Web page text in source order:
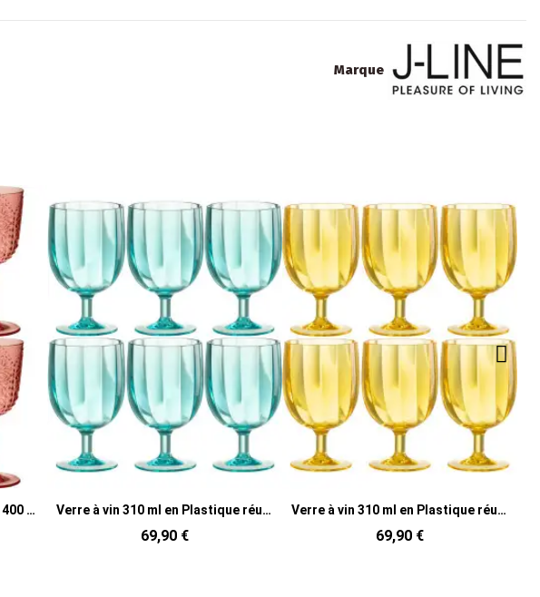
Marque
Verre à vin 310 ml en Plastique réutilisable Bleu Annora (Lot de 6) Verre à vin 310 ml en Plastique réutilisable Jaune Annora (Lot de 6)
69,90 €
Verre à vin 310 ml en Plastique réutilisable Orange Annora (Lot de 6)
69,90 €